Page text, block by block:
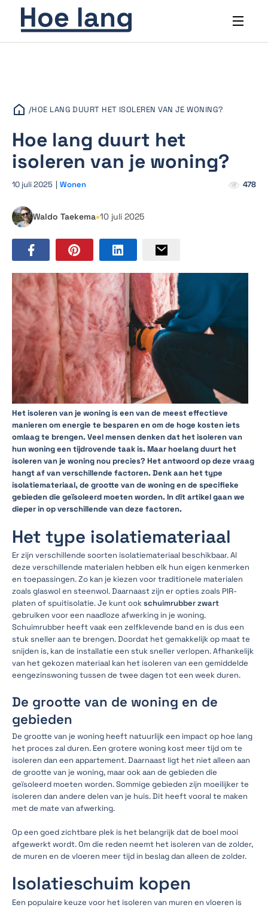
/HOE LANG DUURT HET ISOLEREN VAN JE WONING?
Hoe lang duurt het
isoleren van je woning?
10 juli 2025 | Wonen 478
Waldo Taekema•10 juli 2025
Het isoleren van je woning is een van de meest effectieve
manieren om energie te besparen en om de hoge kosten iets
omlaag te brengen. Veel mensen denken dat het isoleren van
hun woning een tijdrovende taak is. Maar hoelang duurt het
isoleren van je woning nou precies? Het antwoord op deze vraag
hangt af van verschillende factoren. Denk aan het type
isolatiemateriaal, de grootte van de woning en de specifieke
gebieden die geïsoleerd moeten worden. In dit artikel gaan we
dieper in op verschillende van deze factoren.
Het type isolatiemateriaal
Er zijn verschillende soorten isolatiemateriaal beschikbaar. Al
deze verschillende materialen hebben elk hun eigen kenmerken
en toepassingen. Zo kan je kiezen voor traditionele materialen
zoals glaswol en steenwol. Daarnaast zijn er opties zoals PIR-
platen of spuitisolatie. Je kunt ookschuimrubber zwart
gebruiken voor een naadloze afwerking in je woning.
Schuimrubber heeft vaak een zelfklevende band en is dus een
stuk sneller aan te brengen. Doordat het gemakkelijk op maat te
snijden is, kan de installatie een stuk sneller verlopen. Afhankelijk
van het gekozen materiaal kan het isoleren van een gemiddelde
eengezinswoning tussen de twee dagen tot een week duren.
De grootte van de woning en de
gebieden
De grootte van je woning heeft natuurlijk een impact op hoe lang
het proces zal duren. Een grotere woning kost meer tijd om te
isoleren dan een appartement. Daarnaast ligt het niet alleen aan
de grootte van je woning, maar ook aan de gebieden die
geïsoleerd moeten worden. Sommige gebieden zijn moeilijker te
isoleren dan andere delen van je huis. Dit heeft vooral te maken
met de mate van afwerking.
Op een goed zichtbare plek is het belangrijk dat de boel mooi
afgewerkt wordt. Om die reden neemt het isoleren van de zolder,
de muren en de vloeren meer tijd in beslag dan alleen de zolder.
Isolatieschuim kopen
Een populaire keuze voor het isoleren van muren en vloeren is